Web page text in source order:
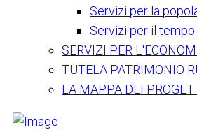
Servizi per la
Servizi per il
SERVIZI PER
TUTELA PATRIMONIO
LA MAPPA DEI